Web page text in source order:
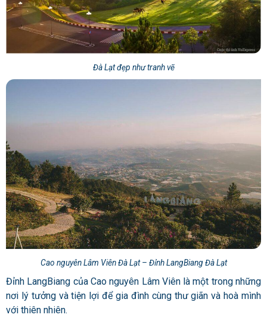
Đà Lạt đẹp như tranh vẽ
Cao nguyên Lâm Viên Đà Lạt – Đỉnh LangBiang Đà Lạt
Đỉnh LangBiang của Cao nguyên Lâm Viên là một trong những
nơi lý tưởng và tiện lợi để gia đình cùng thư giãn và hoà mình
với thiên nhiên.